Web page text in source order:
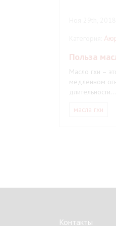
Польза
Масло гхи –
медленном
длительности…
масла гхи
Контакты